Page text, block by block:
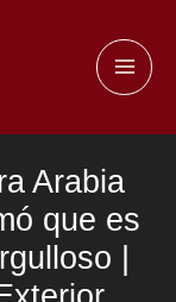
Arabia
que es
|